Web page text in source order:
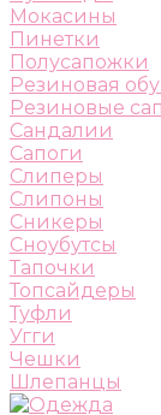
Мокасины
Пинетки
Полусапожки
Резиновая
Резиновые
Сандалии
Сапоги
Слиперы
Слипоны
Сникеры
Сноубутсы
Тапочки
Топсайдеры
Туфли
Угги
Чешки
Шлепанцы